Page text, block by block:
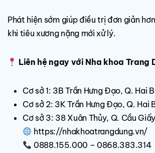
Phát hiện sớm giúp điều trị đơn giản
khi tiêu xương nặng mới xử lý.
Liên hệ ngay với Nha khoa Trang
Cơ sở 1: 3B Trần Hưng Đạo, Q. Hai
Cơ sở 2: 3K Trần Hưng Đạo, Q. Hai
Cơ sở 3: 38 Xuân Thủy, Q. Cầu
https://nhakhoatrangdung.vn/
0888.155.000 – 0868.383.314